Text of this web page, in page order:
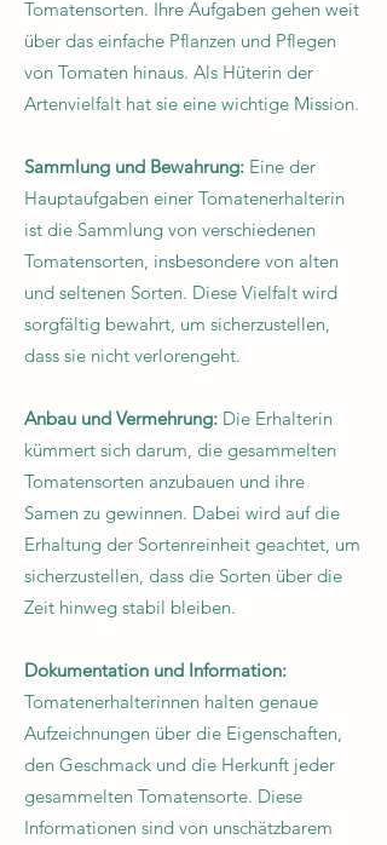
Tomatensorten. Ihre Aufgaben gehen weit
über das einfache Pflanzen und Pflegen
von Tomaten hinaus. Als Hüterin der
Artenvielfalt hat sie eine wichtige Mission.
Sammlung und Bewahrung: Eine der
Hauptaufgaben einer Tomatenerhalterin
ist die Sammlung von verschiedenen
Tomatensorten, insbesondere von alten
und seltenen Sorten. Diese Vielfalt wird
sorgfältig bewahrt, um sicherzustellen,
dass sie nicht verlorengeht.
Anbau und Vermehrung: Die Erhalterin
kümmert sich darum, die gesammelten
Tomatensorten anzubauen und ihre
Samen zu gewinnen. Dabei wird auf die
Erhaltung der Sortenreinheit geachtet, um
sicherzustellen, dass die Sorten über die
Zeit hinweg stabil bleiben.
Dokumentation und Information:
Tomatenerhalterinnen halten genaue
Aufzeichnungen über die Eigenschaften,
den Geschmack und die Herkunft jeder
gesammelten Tomatensorte. Diese
Informationen sind von unschätzbarem